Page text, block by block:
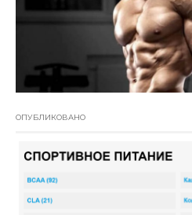
ОПУБЛИКОВАНО